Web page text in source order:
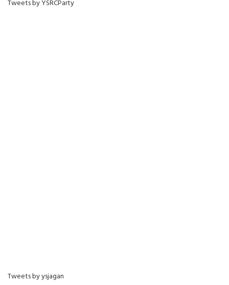
Tweets by YSRCParty
Tweets by ysjagan